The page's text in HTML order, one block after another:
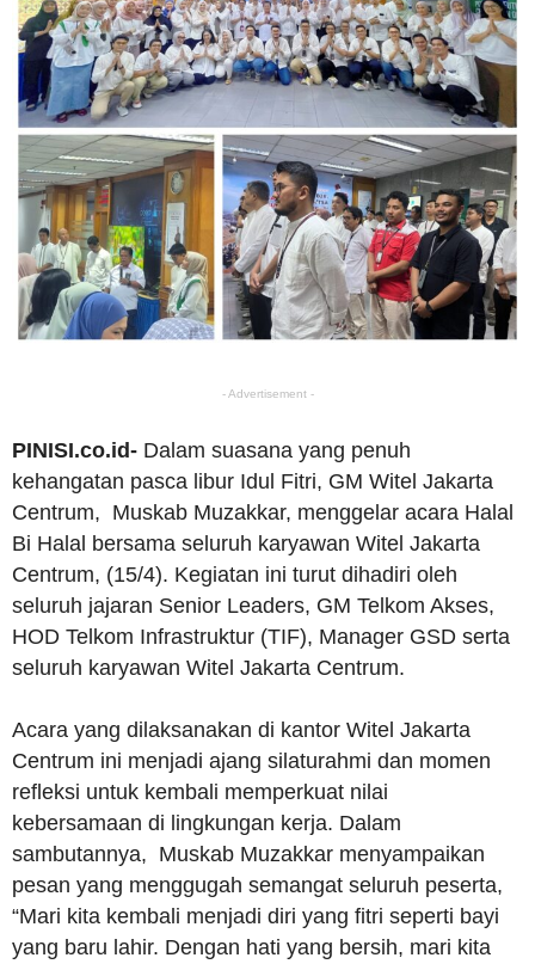
- Advertisement -
PINISI.co.id- Dalam suasana yang penuh
kehangatan pasca libur Idul Fitri, GM Witel Jakarta
Centrum, Muskab Muzakkar, menggelar acara Halal
Bi Halal bersama seluruh karyawan Witel Jakarta
Centrum, (15/4). Kegiatan ini turut dihadiri oleh
seluruh jajaran Senior Leaders, GM Telkom Akses,
HOD Telkom Infrastruktur (TIF), Manager GSD serta
seluruh karyawan Witel Jakarta Centrum.
Acara yang dilaksanakan di kantor Witel Jakarta
Centrum ini menjadi ajang silaturahmi dan momen
refleksi untuk kembali memperkuat nilai
kebersamaan di lingkungan kerja. Dalam
sambutannya, Muskab Muzakkar menyampaikan
pesan yang menggugah semangat seluruh peserta,
“Mari kita kembali menjadi diri yang fitri seperti bayi
yang baru lahir. Dengan hati yang bersih, mari kita